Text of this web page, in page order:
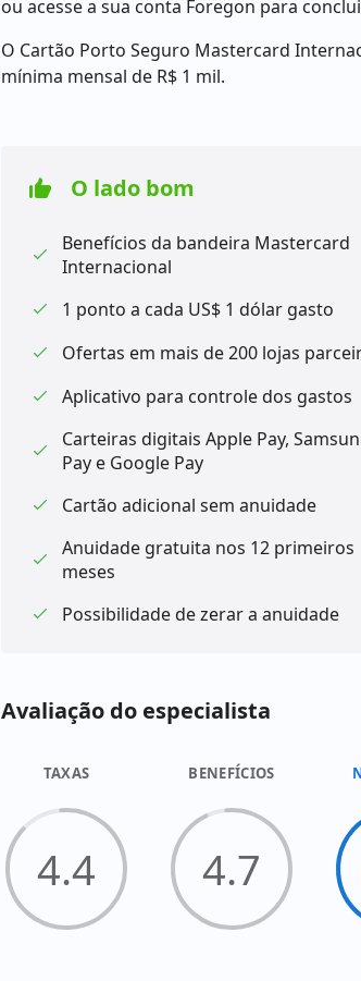
ou acesse a sua conta Foregon para
O Cartão Porto Seguro Mastercard
mínima mensal de R$ 1 mil.
O lado bom
Benefícios da bandeira Mastercard
Internacional
1 ponto a cada US$ 1 dólar gasto
Ofertas em mais de 200 lojas
Aplicativo para controle dos gastos
Carteiras digitais Apple Pay,
Pay e Google Pay
Cartão adicional sem anuidade
Anuidade gratuita nos 12 primeiros
meses
Possibilidade de zerar a anuidade
Avaliação do especialista
TAXAS
4.4
BENEFÍCIOS
4.7